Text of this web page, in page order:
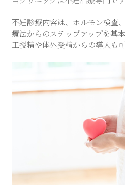
不妊診療内容は、ホルモン検査
療法からのステップアップを基
工授精や体外受精からの導入も可